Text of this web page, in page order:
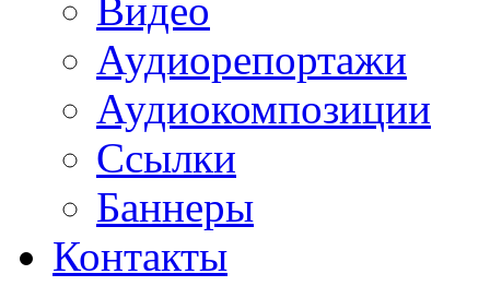
Видео
Аудиорепортажи
Аудиокомпозиции
Ссылки
Баннеры
Контакты